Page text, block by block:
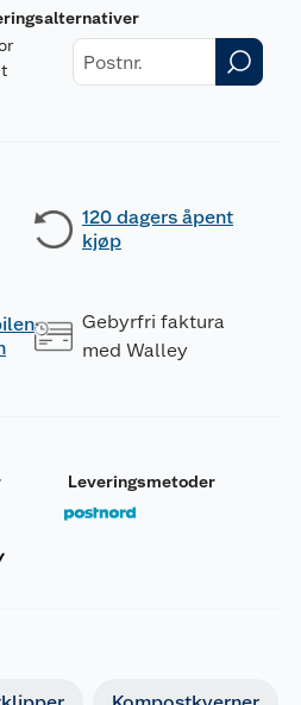
120 dagers åpent
kjøp
Gebyrfri faktura
med Walley
Leveringsmetoder